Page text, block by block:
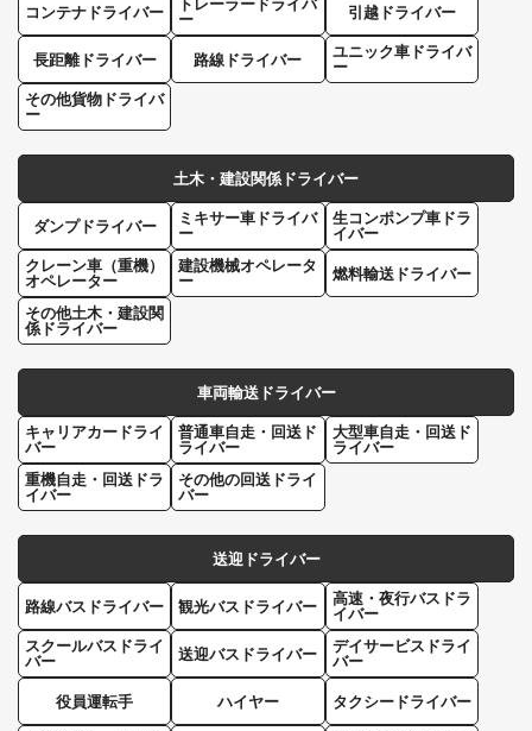
コンテナドライバー
トレーラードライバ
ー
引越ドライバー
長距離ドライバー 路線ドライバー
ユニック車ドライバ
ー
その他貨物ドライバ
ー
土木・建設関係ドライバー
ダンプドライバー
ミキサー車ドライバ
ー
生コンポンプ車ドラ
イバー
クレーン車（重機）
オペレーター
建設機械オペレータ
ー
燃料輸送ドライバー
その他土木・建設関
係ドライバー
車両輸送ドライバー
キャリアカードライ
バー
普通車自走・回送ド
ライバー
大型車自走・回送ド
ライバー
重機自走・回送ドラ
イバー
その他の回送ドライ
バー
送迎ドライバー
路線バスドライバー 観光バスドライバー
高速・夜行バスドラ
イバー
スクールバスドライ
バー
送迎バスドライバー
デイサービスドライ
バー
役員運転手 ハイヤー タクシードライバー